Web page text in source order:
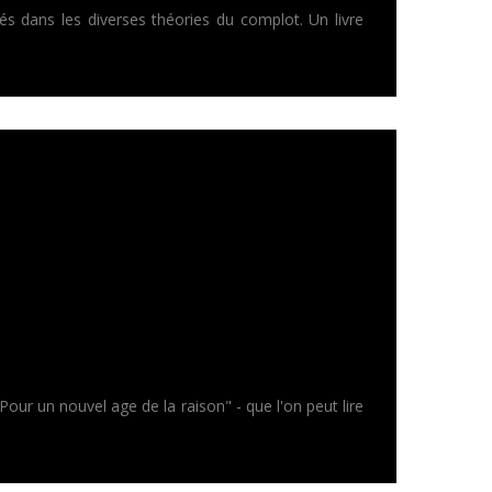
dans les diverses théories du complot. Un livre
un nouvel age de la raison" - que l'on peut lire